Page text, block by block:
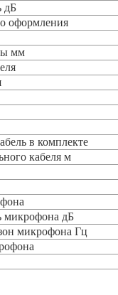
дБ
оформления
мм
в комплекте
кабеля м
микрофона дБ
микрофона Гц